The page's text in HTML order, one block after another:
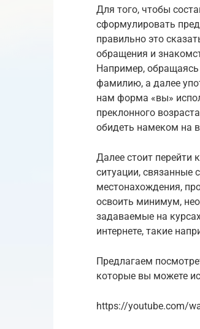
Для того, чтобы
сформулировать
правильно это
обращения и
Например,
фамилию, а далее
нам форма «вы»
преклонного
обидеть намеком на
Далее стоит
ситуации, связанные
местонахождения,
освоить минимум,
задаваемые на
интернете, такие
Предлагаем
которые вы можете
https://youtube.com/